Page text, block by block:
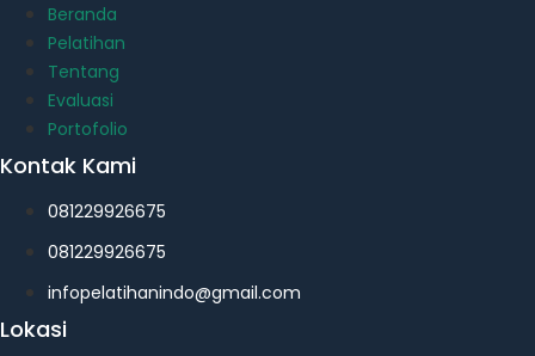
Beranda
Pelatihan
Tentang
Evaluasi
Portofolio
Kontak Kami
081229926675
081229926675
infopelatihanindo@gmail.com
Lokasi